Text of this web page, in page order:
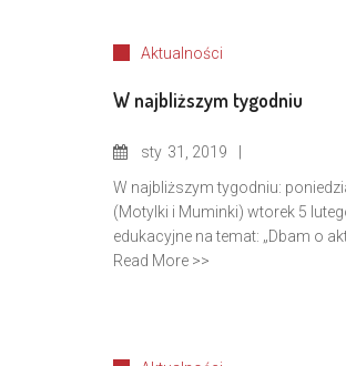
Aktualności
W najbliższym tygodniu
sty 31, 2019
W najbliższym tygodniu:
(Motylki i Muminki) wtorek 5
edukacyjne na temat: „Dbam o
Read More >>